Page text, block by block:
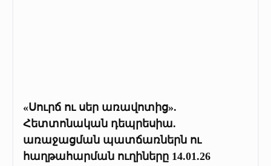
«Սուրճ ու սեր առավոտից».
Հետտոնական դեպրեսիա.
առաջացման պատճառներն ու
հաղթահարման ուղիները 14.01.26